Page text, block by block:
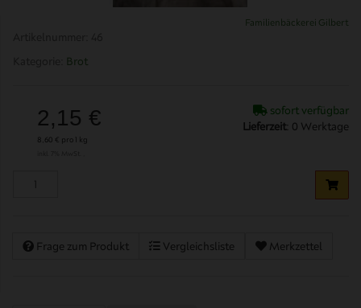
Familienbäckerei Gilbert
Brot
2,15 €
8,60 € pro 1 kg
sofort verfügbar
Lieferzeit 0 Werktage
Merkzettel
Vergleichsliste
Frage zum Produkt